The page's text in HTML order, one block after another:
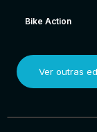
Bike Action
Ver outras